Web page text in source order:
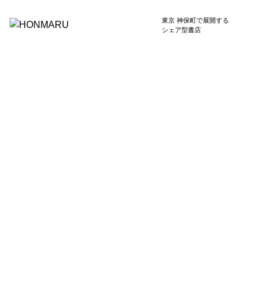
東京 神保町で展開する
シェア型書店